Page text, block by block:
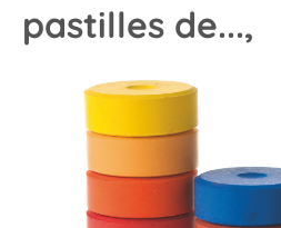
pastilles de...,
Ignorer la galerie d'images